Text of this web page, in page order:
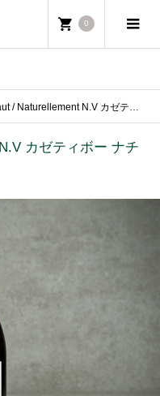
0
N.V カゼティボー ナチュレルマン
カゼティボー ナチ